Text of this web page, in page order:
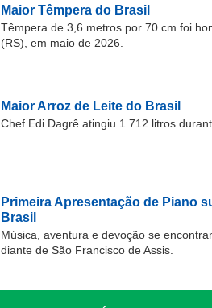
Maior Têmpera do Brasil
Têmpera de 3,6 metros por 70 cm foi
(RS), em maio de 2026.
Maior Arroz de Leite do Brasil
Chef Edi Dagrê atingiu 1.712 litros
Primeira Apresentação de Piano
Brasil
Música, aventura e devoção se
diante de São Francisco de Assis.